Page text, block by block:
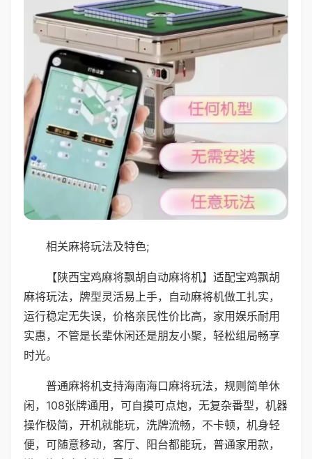
相关麻将玩法及特色;
【陕西宝鸡麻将飘胡自动麻将机】适配宝鸡飘胡
麻将玩法，牌型灵活易上手，自动麻将机做工扎实，
运行稳定无失误，价格亲民性价比高，家用娱乐耐用
实惠，不管是长辈休闲还是朋友小聚，轻松组局畅享
时光。
普通麻将机支持海南海口麻将玩法，规则简单休
闲，108张牌通用，可自摸可点炮，无复杂番型，机器
操作极简，开机就能玩，洗牌流畅，不卡顿，机身轻
便，可随意移动，客厅、阳台都能玩，普通家用款，